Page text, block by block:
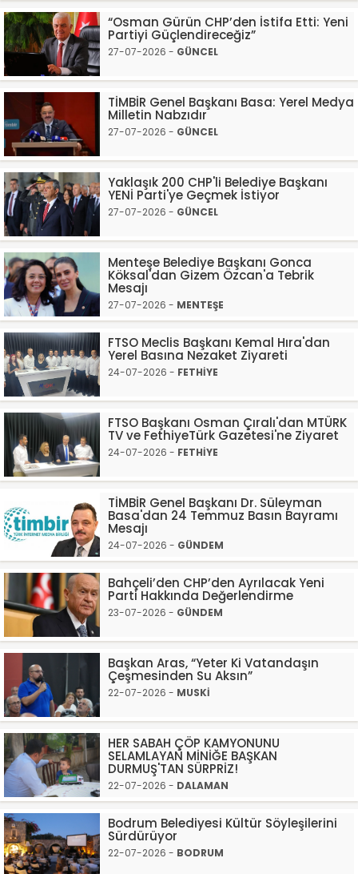
“Osman Gürün CHP’den İstifa Etti: Yeni
Partiyi Güçlendireceğiz”
27-07-2026 - GÜNCEL
TİMBİR Genel Başkanı Basa: Yerel Medya
Milletin Nabzıdır
27-07-2026 - GÜNCEL
Yaklaşık 200 CHP'li Belediye Başkanı
YENİ Parti'ye Geçmek İstiyor
27-07-2026 - GÜNCEL
Menteşe Belediye Başkanı Gonca
Köksal'dan Gizem Özcan'a Tebrik
Mesajı
27-07-2026 - MENTEŞE
FTSO Meclis Başkanı Kemal Hıra'dan
Yerel Basına Nezaket Ziyareti
24-07-2026 - FETHİYE
FTSO Başkanı Osman Çıralı'dan MTÜRK
TV ve FethiyeTürk Gazetesi'ne Ziyaret
24-07-2026 - FETHİYE
TİMBİR Genel Başkanı Dr. Süleyman
Basa'dan 24 Temmuz Basın Bayramı
Mesajı
24-07-2026 - GÜNDEM
Bahçeli’den CHP’den Ayrılacak Yeni
Parti Hakkında Değerlendirme
23-07-2026 - GÜNDEM
Başkan Aras, “Yeter Ki Vatandaşın
Çeşmesinden Su Aksın”
22-07-2026 - MUSKİ
HER SABAH ÇÖP KAMYONUNU
SELAMLAYAN MİNİĞE BAŞKAN
DURMUŞ'TAN SÜRPRİZ!
22-07-2026 - DALAMAN
Bodrum Belediyesi Kültür Söyleşilerini
Sürdürüyor
22-07-2026 - BODRUM